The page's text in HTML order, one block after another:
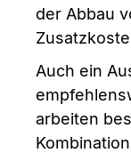
der Abbau
Auch ein
arbeiten